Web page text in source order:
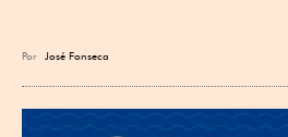
Por José Fonseca